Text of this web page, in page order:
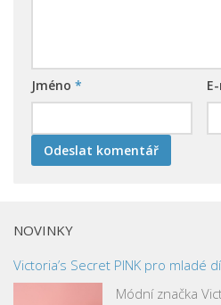
Jméno *
NOVINKY
Victoria’s Secret PINK pro mladé
Módní značka